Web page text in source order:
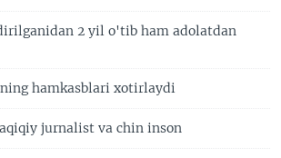
2 yil o'tib ham adolatdan
hamkasblari xotirlaydi
jurnalist va chin inson